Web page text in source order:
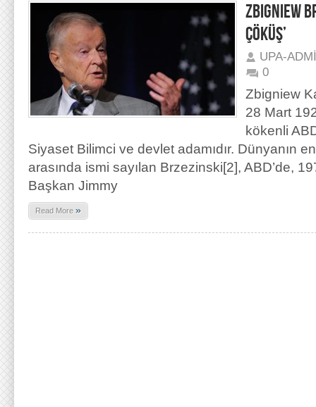
ZBIGNIEW
ÇÖKÜŞ’
UPA-
0
Zbigniew
28 Mart
kökenli
Siyaset Bilimci ve devlet adamıdır. Dünyanın
arasında ismi sayılan Brzezinski[2], ABD’de,
Başkan Jimmy
Read More »